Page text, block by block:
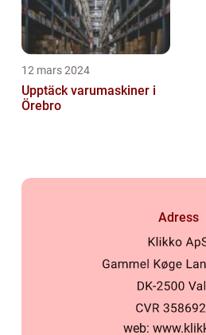
12 mars 2024
Upptäck varumaskiner i
Örebro
Adress
web: